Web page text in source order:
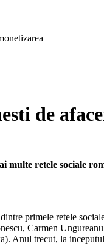
de
retele sociale
primele retele
Carmen
Anul trecut, la